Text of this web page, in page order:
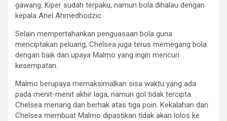
gawang. Kiper sudah terpaku, namun bola dihalau dengan
kepala Anel Ahmedhodzic.
Selain mempertahankan penguasaan bola guna
menciptakan peluang, Chelsea juga terus memegang bola
dengan baik dari upaya Malmo yang ingin mencuri
kesempatan.
Malmo berupaya memaksimalkan sisa waktu yang ada
pada menit-menit akhir laga, namun gol tidak tercipta.
Chelsea menang dan berhak atas tiga poin. Kekalahan dari
Chelsea membuat Malmo dipastikan tidak akan lolos ke